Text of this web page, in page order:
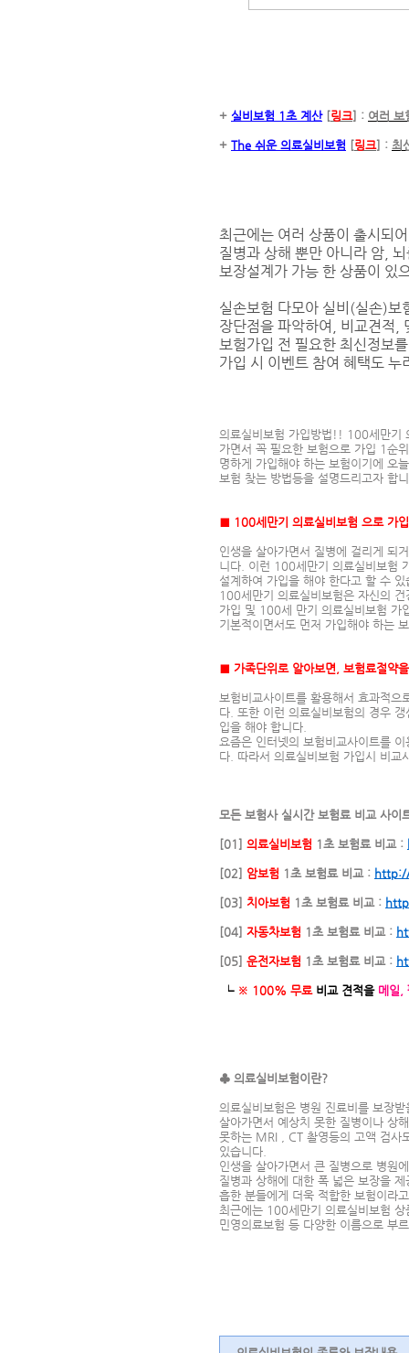
+ 실비보험 1초 계산[링크] : 여러 보
+ The 쉬운 의료실비보험 [링크] : 최
최근에는 여러 상품이 출시되
질병과 상해 뿐만 아니라 암,
보장설계가 가능 한 상품이 있
실손보험 다모아 실비(실손)보
장단점을 파악하여, 비교견적,
보험가입 전 필요한 최신정보
가입 시 이벤트 참여 혜택도
의료실비보험 가입방법!! 100세만기
가면서 꼭 필요한 보험으로 가입 1순
명하게 가입해야 하는 보험이기에 오
보험 찾는 방법등을 설명드리고자 합
■ 100세만기 의료실비보험 으로 가
인생을 살아가면서 질병에 걸리게 되
니다. 이런 100세만기 의료실비보험
설계하여 가입을 해야 한다고 할 수 있
100세만기 의료실비보험은 자신의
가입 및 100세 만기 의료실비보험 가
기본적이면서도 먼저 가입해야 하는
■ 가족단위로 알아보면, 보험료절약
보험비교사이트를 활용해서 효과적
다. 또한 이런 의료실비보험의 경우
입을 해야 합니다.
요즘은 인터넷의 보험비교사이트를
다. 따라서 의료실비보험 가입시 비교
모든 보험사 실시간 보험료 비교 사이
[01] 의료실비보험 1초 보험료 비교 :
[02] 암보험 1초 보험료 비교 :
[03] 치아보험 1초 보험료 비교 :
[04] 자동차보험 1초 보험료 비교 :
[05] 운전자보험 1초 보험료 비교 :
└※ 100% 무료 비교 견적을 메일,
♣ 의료실비보험이란?
의료실비보험은 병원 진료비를 보장
살아가면서 예상치 못한 질병이나 상
못하는 MRI , CT 촬영등의 고액 검사
있습니다.
인생을 살아가면서 큰 질병으로 병원
질병과 상해에 대한 폭 넓은 보장을
흡한 분들에게 더욱 적합한 보험이라
최근에는 100세만기 의료실비보험
민영의료보험 등 다양한 이름으로 부